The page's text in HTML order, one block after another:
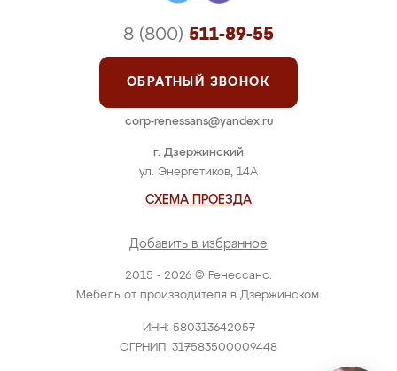
2015 - 2026 © Ренессанс.
Мебель от производителя в Дзержинском.
ИНН: 580313642057
ОГРНИП: 317583500009448
г. Дзержинский
ул. Энергетиков, 14А
СХЕМА ПРОЕЗДА
Добавить в избранное
8 (800) 511-89-55
ОБРАТНЫЙ ЗВОНОК
corp-renessans@yandex.ru